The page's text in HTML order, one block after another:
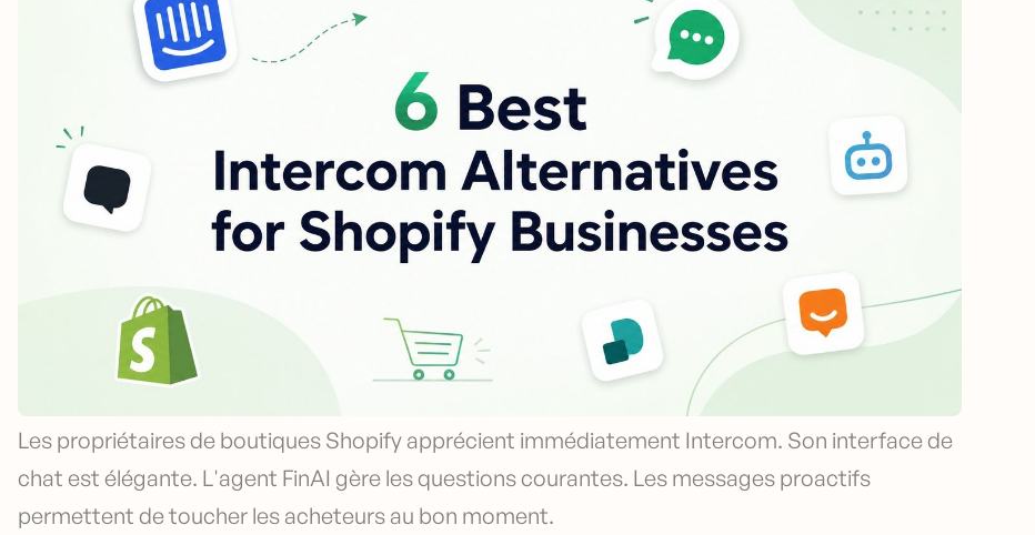
Les propriétaires de boutiques Shopify apprécient immédiatement Intercom. Son interface de
chat est élégante. L'agent FinAI gère les questions courantes. Les messages proactifs
permettent de toucher les acheteurs au bon moment.